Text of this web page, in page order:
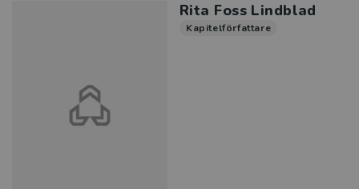
Rita Foss Lindblad
Kapitelförfattare